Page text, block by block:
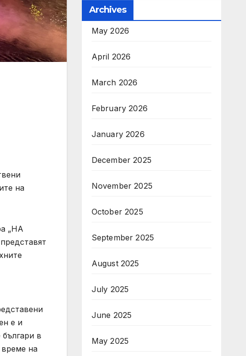
на
„НА
е и
в
време на
Archives
May 2026
April 2026
March 2026
February 2026
January 2026
December 2025
November 2025
October 2025
September 2025
August 2025
July 2025
June 2025
May 2025